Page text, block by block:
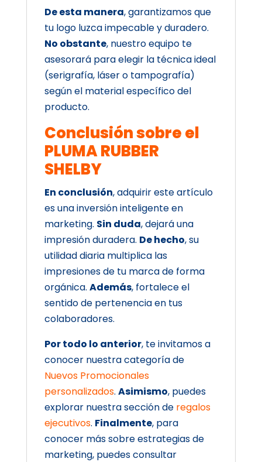
De esta manera, garantizamos que
tu logo luzca impecable y duradero.
No obstante, nuestro equipo te
asesorará para elegir la técnica ideal
(serigrafía, láser o tampografía)
según el material específico del
producto.
Conclusión sobre el
PLUMA RUBBER
SHELBY
En conclusión, adquirir este artículo
es una inversión inteligente en
marketing. Sin duda, dejará una
impresión duradera. De hecho, su
utilidad diaria multiplica las
impresiones de tu marca de forma
orgánica. Además, fortalece el
sentido de pertenencia en tus
colaboradores.
Por todo lo anterior, te invitamos a
conocer nuestra categoría de
Nuevos Promocionales
personalizados. Asimismo, puedes
explorar nuestra sección de regalos
ejecutivos. Finalmente, para
conocer más sobre estrategias de
marketing, puedes consultar